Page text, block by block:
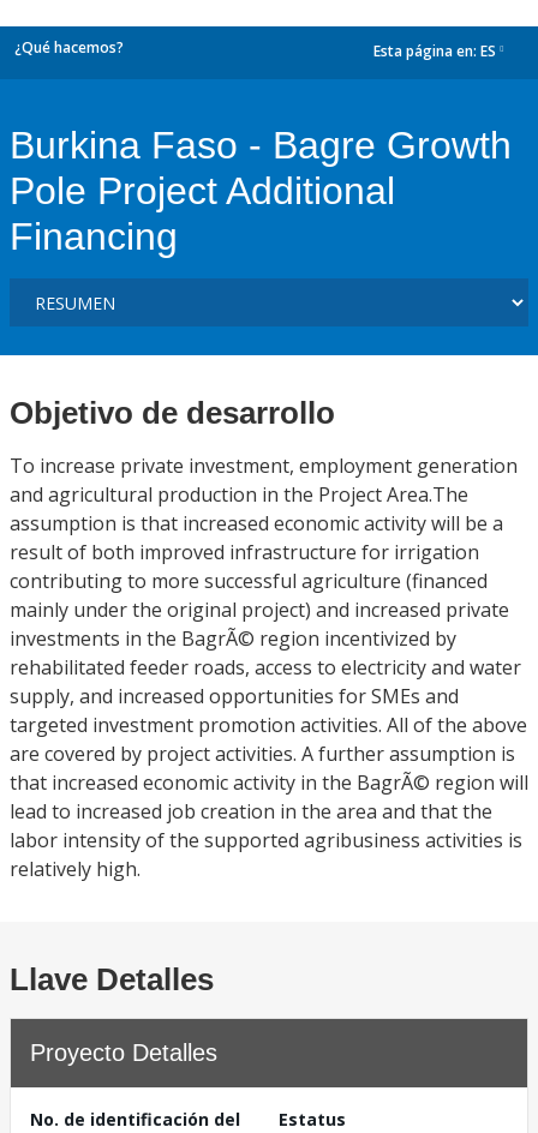
¿Qué hacemos? Esta página en: ES
Burkina Faso - Bagre Growth
Pole Project Additional
Financing
Objetivo de desarrollo
To increase private investment, employment generation
and agricultural production in the Project Area.The
assumption is that increased economic activity will be a
result of both improved infrastructure for irrigation
contributing to more successful agriculture (financed
mainly under the original project) and increased private
investments in the BagrÃ© region incentivized by
rehabilitated feeder roads, access to electricity and water
supply, and increased opportunities for SMEs and
targeted investment promotion activities. All of the above
are covered by project activities. A further assumption is
that increased economic activity in the BagrÃ© region will
lead to increased job creation in the area and that the
labor intensity of the supported agribusiness activities is
relatively high.
Llave Detalles
Proyecto Detalles
No. de identificación del
Estatus